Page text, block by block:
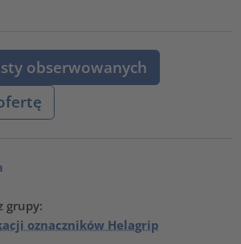
obserwowanych
grupy:
oznaczników Helagrip